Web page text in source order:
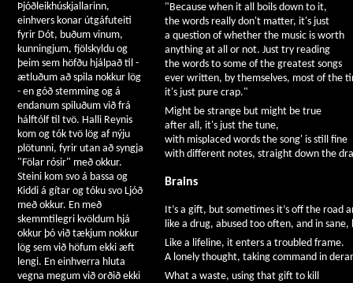
Þjóðleikhúskjallarinn,
einhvers konar útgáfuteiti
fyrir Dót, buðum vinum,
kunningjum, fjölskyldu og
þeim sem höfðu hjálpað til -
ætluðum að spila nokkur lög
- en góð stemming og á
endanum spiluðum við frá
hálftólf til tvö. Halli Reynis
kom og tók tvö lög af nýju
plötunni, fyrir utan að syngja
"Fölar rósir" með okkur.
Steini kom svo á bassa og
Kiddi á gítar og tóku svo Ljóð
með okkur. En með
skemmtilegri kvöldum hjá
okkur þó við tækjum nokkur
lög sem við höfum ekki æft
lengi. En einhverra hluta
vegna megum við orðið ekki
"Because when it all boils down to it,
the words really don't matter, it's just
a question of whether the music is worth
anything at all or not. Just try reading
the words to some of the greatest songs
ever written, by themselves, most of the
it's just pure crap."
Might be strange but might be true
after all, it's just the tune,
with misplaced words the song' is still fine
with different notes, straight down the
Brains
It’s a gift, but sometimes it’s off the road
like a drug, abused too often, and in sane,
Like a lifeline, it enters a troubled frame.
A lonely thought, taking command in
What a waste, using that gift to kill